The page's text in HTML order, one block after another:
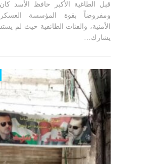
قبل الطاغية الأكبر حافظ الأسد
ومفروضاً بقوة المؤسسة
الأمنية، والفئات الطائفية حيث لم
يشارك…